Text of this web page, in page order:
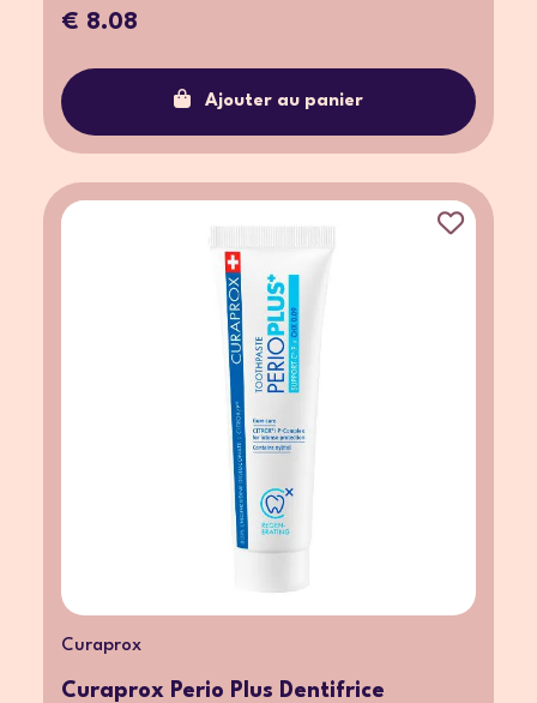
€ 8.08
Ajouter au panier
Curaprox
Curaprox Perio Plus Dentifrice